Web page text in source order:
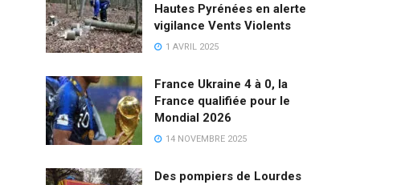
Hautes Pyrénées en alerte
vigilance Vents Violents
1 AVRIL 2025
France Ukraine 4 à 0, la
France qualifiée pour le
Mondial 2026
14 NOVEMBRE 2025
Des pompiers de Lourdes